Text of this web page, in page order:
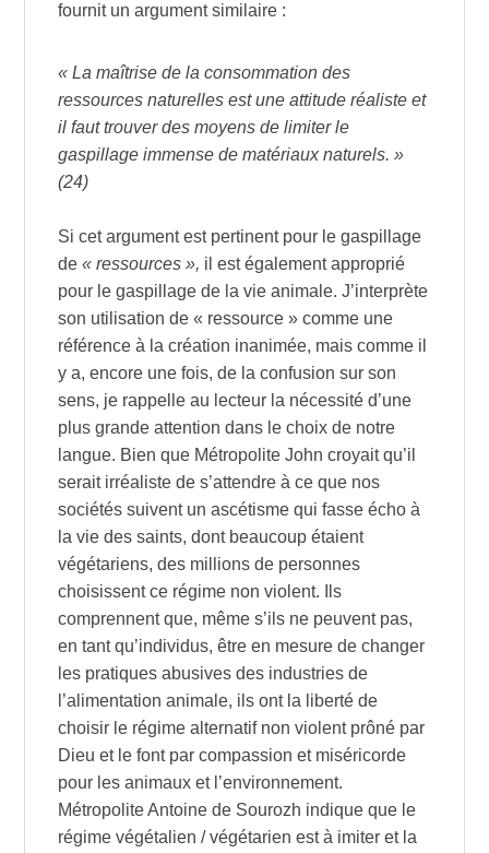
fournit un argument similaire :
« La maîtrise de la consommation des
ressources naturelles est une attitude réaliste et
il faut trouver des moyens de limiter le
gaspillage immense de matériaux naturels. »
(24)
Si cet argument est pertinent pour le gaspillage
de « ressources », il est également approprié
pour le gaspillage de la vie animale. J’interprète
son utilisation de « ressource » comme une
référence à la création inanimée, mais comme il
y a, encore une fois, de la confusion sur son
sens, je rappelle au lecteur la nécessité d’une
plus grande attention dans le choix de notre
langue. Bien que Métropolite John croyait qu’il
serait irréaliste de s’attendre à ce que nos
sociétés suivent un ascétisme qui fasse écho à
la vie des saints, dont beaucoup étaient
végétariens, des millions de personnes
choisissent ce régime non violent. Ils
comprennent que, même s’ils ne peuvent pas,
en tant qu’individus, être en mesure de changer
les pratiques abusives des industries de
l’alimentation animale, ils ont la liberté de
choisir le régime alternatif non violent prôné par
Dieu et le font par compassion et miséricorde
pour les animaux et l’environnement.
Métropolite Antoine de Sourozh indique que le
régime végétalien / végétarien est à imiter et la